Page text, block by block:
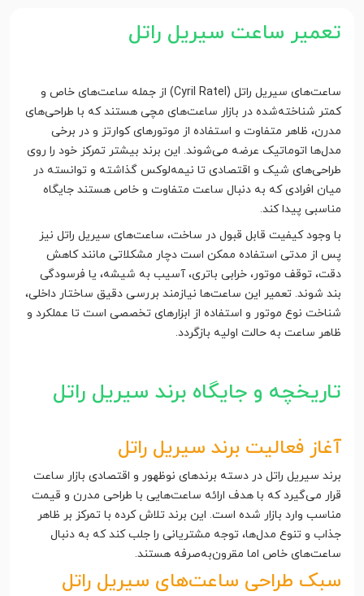
تعمیر ساعت سیریل راتل
ساعت‌های سیریل راتل (Cyril Ratel) از جمله ساعت‌های خاص و
کمتر شناخته‌شده در بازار ساعت‌های مچی هستند که با طراحی‌های
مدرن، ظاهر متفاوت و استفاده از موتورهای کوارتز و در برخی
مدل‌ها اتوماتیک عرضه می‌شوند. این برند بیشتر تمرکز خود را روی
طراحی‌های شیک و اقتصادی تا نیمه‌لوکس گذاشته و توانسته در
میان افرادی که به دنبال ساعت متفاوت و خاص هستند جایگاه
مناسبی پیدا کند.
با وجود کیفیت قابل قبول در ساخت، ساعت‌های سیریل راتل نیز
پس از مدتی استفاده ممکن است دچار مشکلاتی مانند کاهش
دقت، توقف موتور، خرابی باتری، آسیب به شیشه، یا فرسودگی
بند شوند. تعمیر این ساعت‌ها نیازمند بررسی دقیق ساختار داخلی،
شناخت نوع موتور و استفاده از ابزارهای تخصصی است تا عملکرد و
ظاهر ساعت به حالت اولیه بازگردد.
تاریخچه و جایگاه برند سیریل راتل
آغاز فعالیت برند سیریل راتل
برند سیریل راتل در دسته برندهای نوظهور و اقتصادی بازار ساعت
قرار می‌گیرد که با هدف ارائه ساعت‌هایی با طراحی مدرن و قیمت
مناسب وارد بازار شده است. این برند تلاش کرده با تمرکز بر ظاهر
جذاب و تنوع مدل‌ها، توجه مشتریانی را جلب کند که به دنبال
ساعت‌های خاص اما مقرون‌به‌صرفه هستند.
سبک طراحی ساعت‌های سیریل راتل